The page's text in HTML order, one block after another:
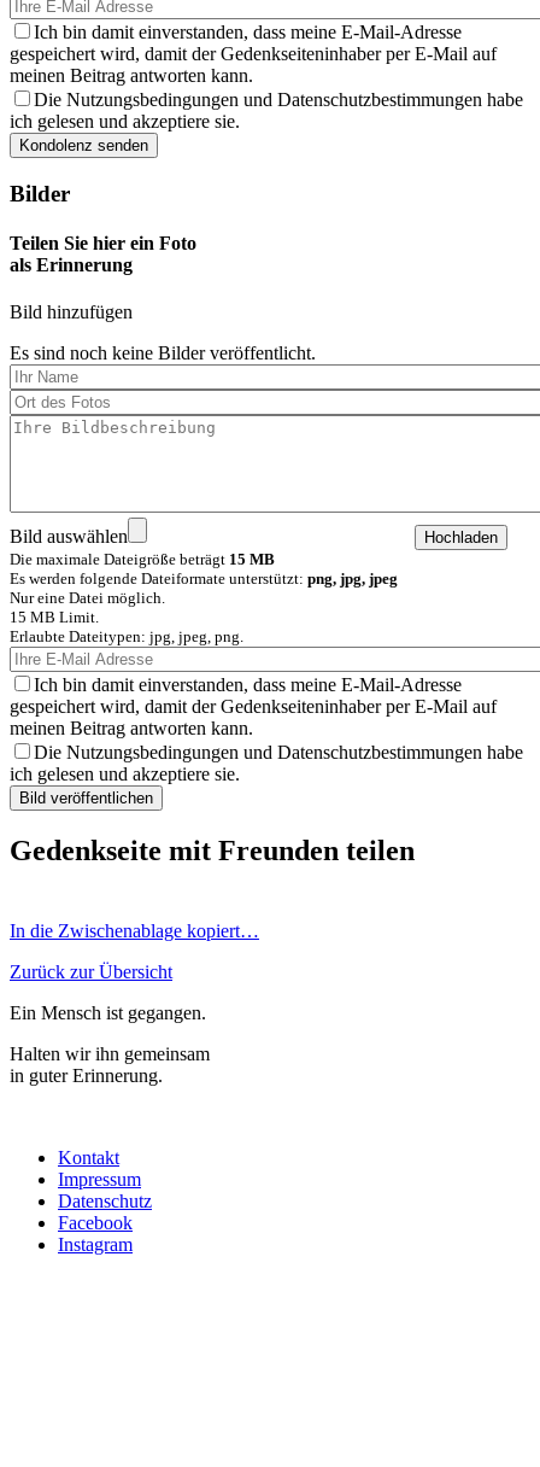
Ich bin damit einverstanden, dass meine E-Mail-Adresse
gespeichert wird, damit der Gedenkseiteninhaber per E-Mail auf
meinen Beitrag antworten kann.
Die Nutzungsbedingungen und Datenschutzbestimmungen habe
ich gelesen und akzeptiere sie.
Bilder
Teilen Sie hier ein Foto
als Erinnerung
Bild hinzufügen
Es sind noch keine Bilder veröffentlicht.
Bild auswählen
Die maximale Dateigröße beträgt 15 MB
Es werden folgende Dateiformate unterstützt: png, jpg, jpeg
Nur eine Datei möglich.
15 MB Limit.
Erlaubte Dateitypen: jpg, jpeg, png.
Ich bin damit einverstanden, dass meine E-Mail-Adresse
gespeichert wird, damit der Gedenkseiteninhaber per E-Mail auf
meinen Beitrag antworten kann.
Die Nutzungsbedingungen und Datenschutzbestimmungen habe
ich gelesen und akzeptiere sie.
Gedenkseite mit Freunden teilen
In die Zwischenablage kopiert…
Zurück zur Übersicht
Ein Mensch ist gegangen.
Halten wir ihn gemeinsam
in guter Erinnerung.
Kontakt
Impressum
Datenschutz
Facebook
Instagram